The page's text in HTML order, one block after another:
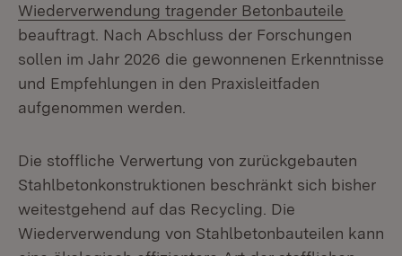
Wiederverwendung tragender Betonbauteile
beauftragt. Nach Abschluss der Forschungen
sollen im Jahr 2026 die gewonnenen Erkenntnisse
und Empfehlungen in den Praxisleitfaden
aufgenommen werden.
Die stoffliche Verwertung von zurückgebauten
Stahlbetonkonstruktionen beschränkt sich bisher
weitestgehend auf das Recycling. Die
Wiederverwendung von Stahlbetonbauteilen kann